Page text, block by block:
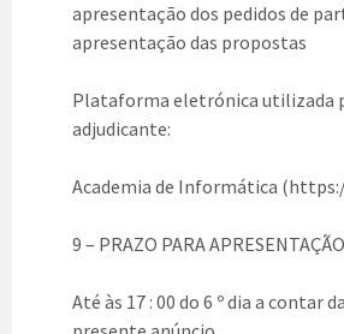
apresentação dos pedidos de
apresentação das propostas
Plataforma eletrónica utilizada
adjudicante:
Academia de Informática
9 – PRAZO PARA
Até às 17 : 00 do 6 º dia a contar